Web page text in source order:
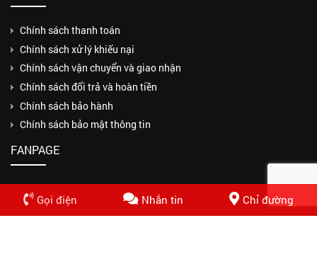
Chính sách thanh toán
Chính sách xử lý khiếu nại
Chính sách vận chuyển và giao nhận
Chính sách đổi trả và hoàn tiền
Chính sách bảo hành
Chính sách bảo mật thông tin
FANPAGE
Gọi điện Nhắn tin Chỉ đường